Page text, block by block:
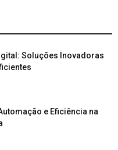
Soluções Inovadoras
e Eficiência na